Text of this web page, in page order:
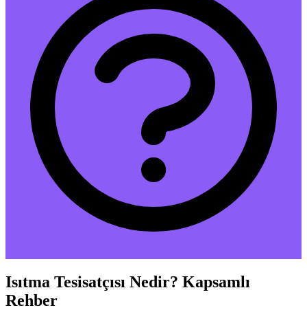
Isıtma Tesisatçısı Nedir? Kapsamlı
Rehber